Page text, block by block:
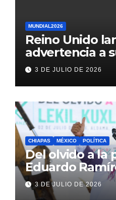
MUNDIAL2026
Reino Unido
advertencia a
antes del
Inglaterra en el
3 DE JULIO DE 2026
CHIAPAS MÉXICO POLÍTICA
Del olvido a la
Eduardo
transformación
con inversión
3 DE JULIO DE 2026